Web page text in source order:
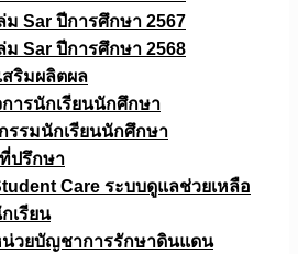
ม Sar ปีการศึกษา 2567
ม Sar ปีการศึกษา 2568
สริมผลิตผล
ารนักเรียนนักศึกษา
รรมนักเรียนนักศึกษา
ปรึกษา
Care ระบบดูแลช่วยเหลือ
เรียน
วยบัญชาการรักษาดินแดน